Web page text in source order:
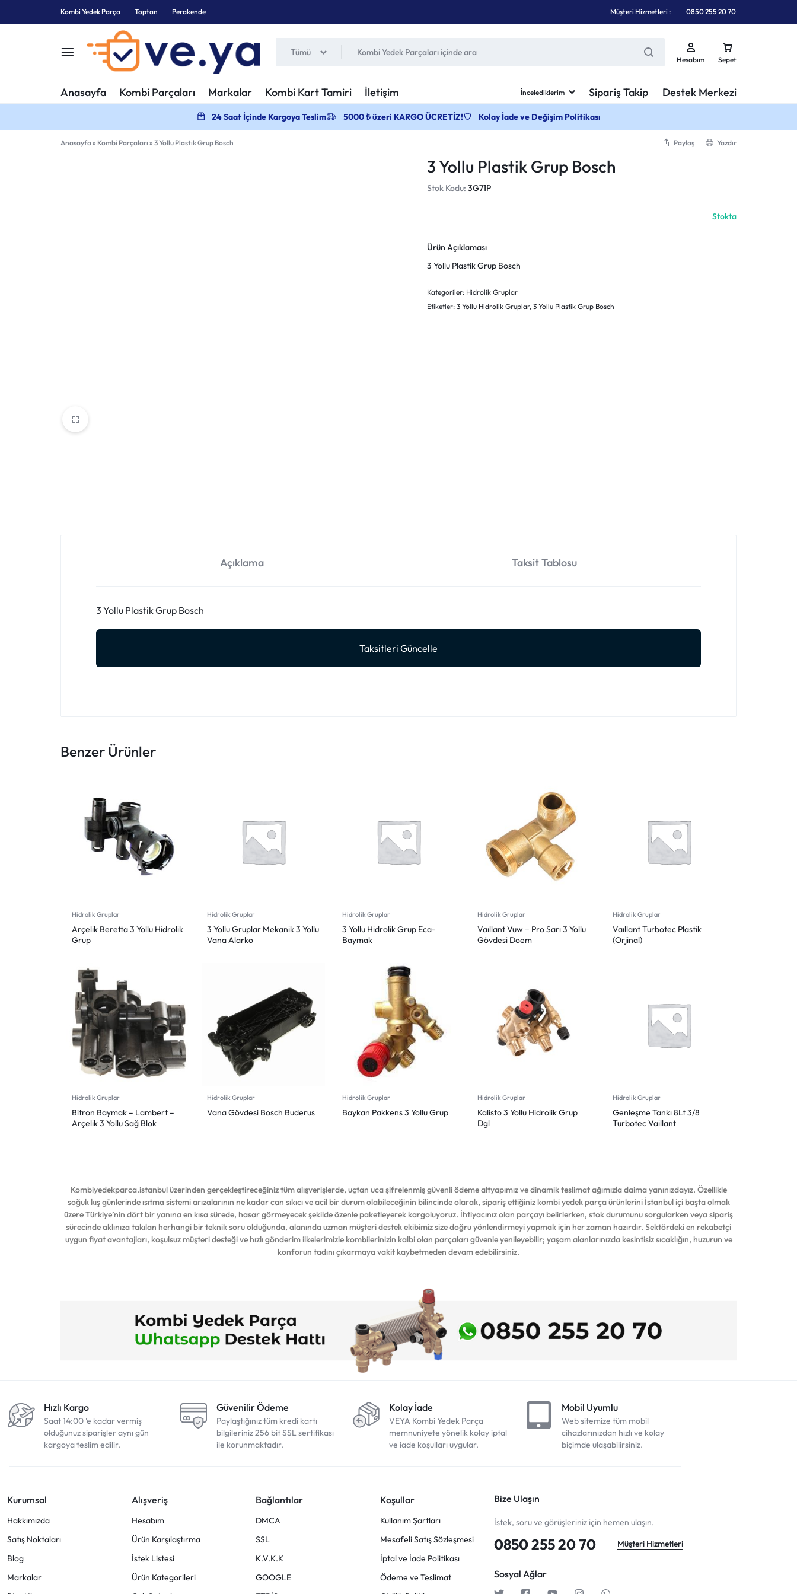
Kombi Yedek Parça Toptan Perakende Müşteri Hizmetleri : 0850 255 20 70
KOMBI
PARÇA
KOMBI
Tümü
Hesabım Sepet
Anasayfa Kombi Parçaları Markalar Kombi Kart Tamiri İletişim İncelediklerim Sipariş Takip Destek Merkezi
24 Saat İçinde Kargoya Teslim 5000 ₺ üzeri KARGO ÜCRETİZ! Kolay İade ve Değişim Politikası
Anasayfa» Kombi Parçaları » 3 Yollu Plastik Grup Bosch Paylaş Yazdır
3 Yollu Plastik Grup Bosch
Stok Kodu:3G71P
Stokta
Ürün Açıklaması
3 Yollu Plastik Grup Bosch
Kategoriler: Hidrolik Gruplar
Etiketler:3 Yollu Hidrolik Gruplar,3 Yollu Plastik Grup Bosch
Açıklama Taksit Tablosu
3 Yollu Plastik Grup Bosch
Taksitleri Güncelle
Benzer Ürünler
Hidrolik Gruplar
Arçelik Beretta 3 Yollu Hidrolik
Grup
Hidrolik Gruplar
3 Yollu Gruplar Mekanik 3 Yollu
Vana Alarko
Hidrolik Gruplar
3 Yollu Hidrolik Grup Eca-
Baymak
Hidrolik Gruplar
Vaıllant Vuw – Pro Sarı 3 Yollu
Gövdesi Doem
Hidrolik Gruplar
Vaıllant Turbotec Plastik
(Orjinal)
Hidrolik Gruplar
Bitron Baymak – Lambert –
Arçelik 3 Yollu Sağ Blok
Hidrolik Gruplar
Vana Gövdesi Bosch Buderus
Hidrolik Gruplar
Baykan Pakkens 3 Yollu Grup
Hidrolik Gruplar
Kalisto 3 Yollu Hidrolik Grup
Dgl
Hidrolik Gruplar
Genleşme Tankı 8Lt 3/8
Turbotec Vaillant
Kombiyedekparca.istanbul üzerinden gerçekleştireceğiniz tüm alışverişlerde, uçtan uca şifrelenmiş güvenli ödeme altyapımız ve dinamik teslimat ağımızla daima yanınızdayız. Özellikle
soğuk kış günlerinde ısıtma sistemi arızalarının ne kadar can sıkıcı ve acil bir durum olabileceğinin bilincinde olarak, sipariş ettiğiniz kombi yedek parça ürünlerini İstanbul içi başta olmak
üzere Türkiye’nin dört bir yanına en kısa sürede, hasar görmeyecek şekilde özenle paketleyerek kargoluyoruz. İhtiyacınız olan parçayı belirlerken, stok durumunu sorgularken veya sipariş
sürecinde aklınıza takılan herhangi bir teknik soru olduğunda, alanında uzman müşteri destek ekibimiz size doğru yönlendirmeyi yapmak için her zaman hazırdır. Sektördeki en rekabetçi
uygun fiyat avantajları, koşulsuz müşteri desteği ve hızlı gönderim ilkelerimizle kombilerinizin kalbi olan parçaları güvenle yenileyebilir; yaşam alanlarınızda kesintisiz sıcaklığın, huzurun ve
konforun tadını çıkarmaya vakit kaybetmeden devam edebilirsiniz.
Hızlı Kargo
Saat 14:00 'e kadar vermiş
olduğunuz siparişler aynı gün
kargoya teslim edilir.
Güvenilir Ödeme
Paylaştığınız tüm kredi kartı
bilgileriniz 256 bit SSL sertifikası
ile korunmaktadır.
Kolay İade
VEYA Kombi Yedek Parça
memnuniyete yönelik kolay iptal
ve iade koşulları uygular.
Mobil Uyumlu
Web sitemize tüm mobil
cihazlarınızdan hızlı ve kolay
biçimde ulaşabilirsiniz.
Kurumsal
Hakkımızda
Satış Noktaları
Blog
Markalar
Alışveriş
Hesabım
Ürün Karşılaştırma
İstek Listesi
Ürün Kategorileri
Bağlantılar
DMCA
SSL
K.V.K.K
GOOGLE
Koşullar
Kullanım Şartları
Mesafeli Satış Sözleşmesi
İptal ve İade Politikası
Ödeme ve Teslimat
Bize Ulaşın
İstek, soru ve görüşleriniz için hemen ulaşın.
0850 255 20 70 Müşteri Hizmetleri
Sosyal Ağlar